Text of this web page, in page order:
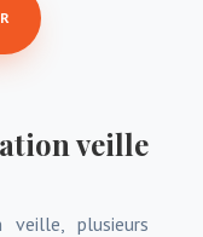
veille
plusieurs